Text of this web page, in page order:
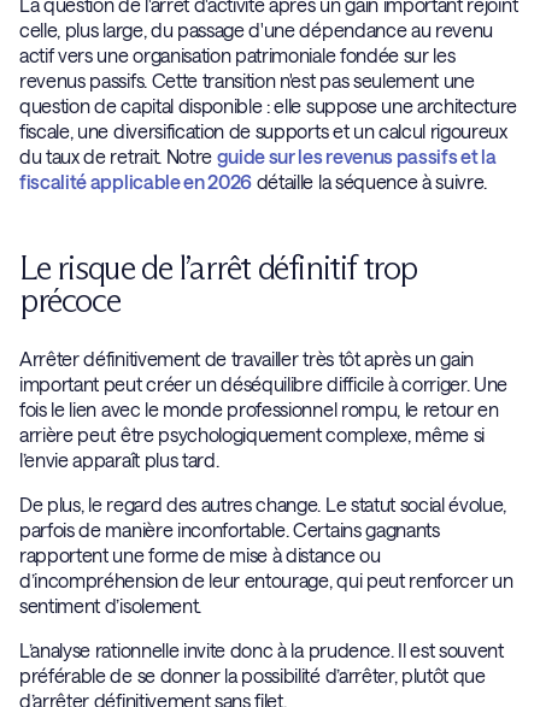
celle, plus large, du passage d'une dépendance au revenu
actif vers une organisation patrimoniale fondée sur les
revenus passifs. Cette transition n'est pas seulement une
question de capital disponible : elle suppose une architecture
fiscale, une diversification de supports et un calcul rigoureux
du taux de retrait. Notre guide sur les revenus passifs et la
fiscalité applicable en 2026 détaille la séquence à suivre.
Le risque de l’arrêt définitif trop
précoce
Arrêter définitivement de travailler très tôt après un gain
important peut créer un déséquilibre difficile à corriger. Une
fois le lien avec le monde professionnel rompu, le retour en
arrière peut être psychologiquement complexe, même si
l’envie apparaît plus tard.
De plus, le regard des autres change. Le statut social évolue,
parfois de manière inconfortable. Certains gagnants
rapportent une forme de mise à distance ou
d’incompréhension de leur entourage, qui peut renforcer un
sentiment d’isolement.
L’analyse rationnelle invite donc à la prudence. Il est souvent
préférable de se donner la possibilité d’arrêter, plutôt que
d’arrêter définitivement sans filet.